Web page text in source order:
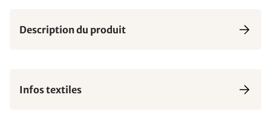
Description du produit
Infos textiles